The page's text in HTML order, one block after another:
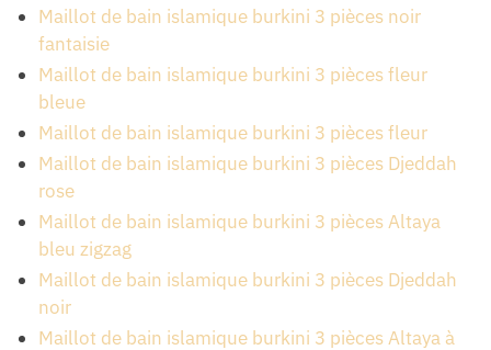
Maillot de bain islamique burkini 3 pièces noir
fantaisie
Maillot de bain islamique burkini 3 pièces fleur
bleue
Maillot de bain islamique burkini 3 pièces fleur
Maillot de bain islamique burkini 3 pièces Djeddah
rose
Maillot de bain islamique burkini 3 pièces Altaya
bleu zigzag
Maillot de bain islamique burkini 3 pièces Djeddah
noir
Maillot de bain islamique burkini 3 pièces Altaya à